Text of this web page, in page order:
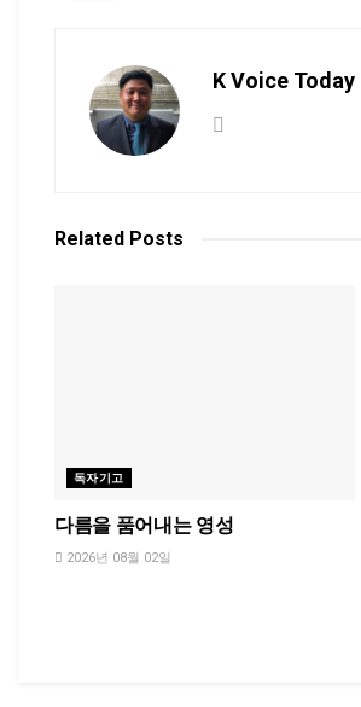
K Voice Today
Related Posts
독자기고
다름을 품어내는 영성
2026년 08월 02일